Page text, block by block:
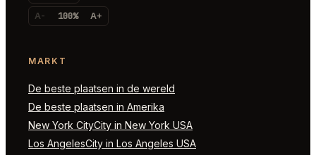
A- 100% A+
MARKT
De beste plaatsen in de wereld
De beste plaatsen in Amerika
New York CityCity in New York USA
Los AngelesCity in Los Angeles USA